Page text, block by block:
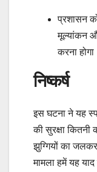
प्रशासन
मूल्यांकन
करना
निष्कर्ष
इस घटना ने यह
की सुरक्षा
झुग्गियों का
मामला हमें यह